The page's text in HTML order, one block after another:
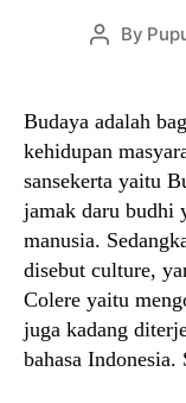
Post
By
Budaya adalah
kehidupan
sansekerta yaitu
jamak daru budhi
manusia.
disebut culture,
Colere yaitu
juga kadang
bahasa